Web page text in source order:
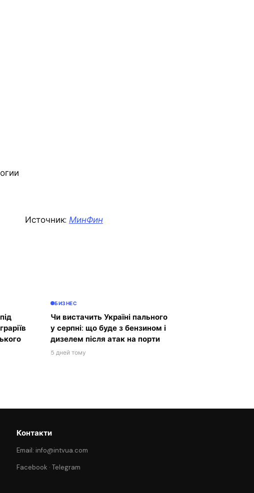
Источник: МинФин
БИЗНЕС
Чи вистачить Україні пального
у серпні: що буде з бензином і
дизелем після атак на порти
5 дней тому
Контакти
Email: info@intvua.com
Facebook ·Telegram